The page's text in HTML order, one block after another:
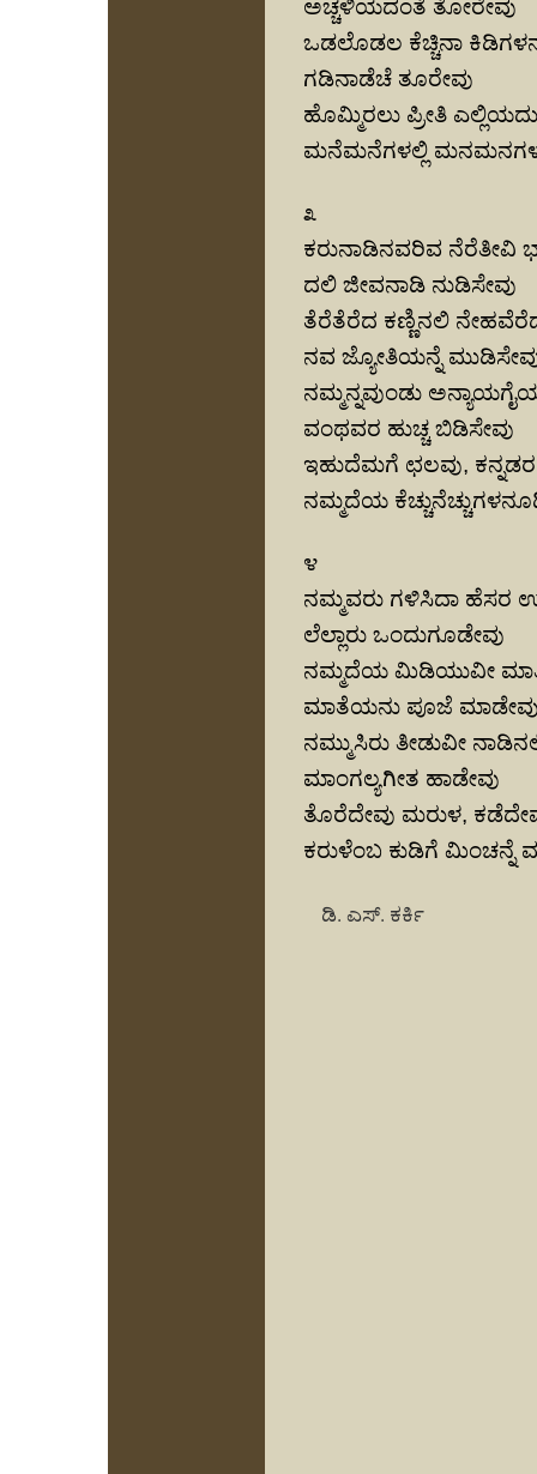
ಅಚ್ಚಳಿಯದಂತೆ ತೋರೇವು
ಒಡಲೊಡಲ ಕೆಚ್ಚಿನಾ
ಗಡಿನಾಡೆಚೆ ತೂರೇವು
ಹೊಮ್ಮಿರಲು ಪ್ರೀತಿ
ಮನೆಮನೆಗಳಲ್ಲಿ
೩
ಕರುನಾಡಿನವರಿವ ನೆರೆತೀವಿ
ದಲಿ ಜೀವನಾಡಿ ನುಡಿಸೇವು
ತೆರೆತೆರೆದ ಕಣ್ಣಿನಲಿ
ನವ ಜ್ಯೋತಿಯನ್ನೆ
ನಮ್ಮನ್ನವುಂಡು
ವಂಥವರ ಹುಚ್ಚ ಬಿಡಿಸೇವು
ಇಹುದೆಮಗೆ ಛಲವು,
ನಮ್ಮದೆಯ
೪
ನಮ್ಮವರು ಗಳಿಸಿದಾ ಹೆಸರ
ಲೆಲ್ಲಾರು ಒಂದುಗೂಡೇವು
ನಮ್ಮದೆಯ ಮಿಡಿಯುವೀ
ಮಾತೆಯನು ಪೂಜೆ
ನಮ್ಮುಸಿರು ತೀಡುವೀ
ಮಾಂಗಲ್ಯಗೀತ ಹಾಡೇವು
ತೊರೆದೇವು ಮರುಳ,
ಕರುಳೆಂಬ ಕುಡಿಗೆ ಮಿಂಚನ್ನೆ
ಡಿ. ಎಸ್. ಕರ್ಕಿ